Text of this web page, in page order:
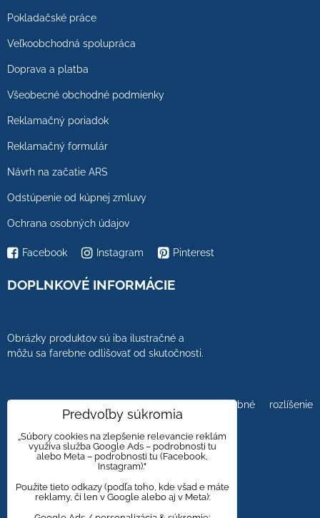
Pokladačské práce
Veľkoobchodná spolupráca
Doprava a platba
Všeobecné obchodné podmienky
Reklamačný poriadok
Reklamačný formulár
Návrh na začatie ARS
Odstúpenie od kúpnej zmluvy
Ochrana osobných údajov
Facebook Instagram Pinterest
DOPLNKOVÉ INFORMÁCIE
Obrázky produktov sú iba ilustračné a
môžu sa farebne odlišovať od skutočnosti.
Farebnosť obrázkov tiež ovplyvňuje farebné rozlíšenie
zobrazovacej jednotky.
Obklady a dlažby s kameninovým, mramorovým,
dreveným dizajnom majú viacero kresieb,
aby bola zachovaná čo najväčšia autentickosť
Predvoľby súkromia
„Súbory cookies na zlepšenie relevancie reklám
využíva služba Google Ads – podrobnosti tu
alebo Meta – podrobnosti tu (Facebook,
Instagram)."
Použite tieto odkazy (podľa toho, kde všad e máte
reklamy, či len v Google alebo aj v Meta):